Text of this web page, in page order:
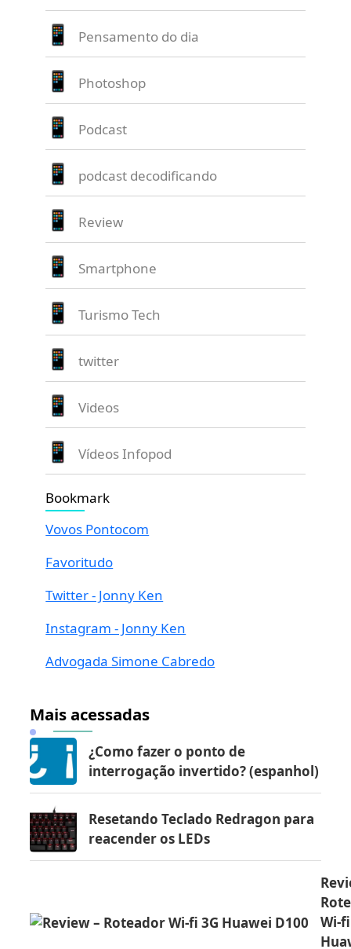
Pensamento do dia
Photoshop
Podcast
podcast decodificando
Review
Smartphone
Turismo Tech
twitter
Videos
Vídeos Infopod
Bookmark
Vovos Pontocom
Favoritudo
Twitter - Jonny Ken
Instagram - Jonny Ken
Advogada Simone Cabredo
Mais acessadas
¿Como fazer o ponto de
interrogação invertido? (espanhol)
Resetando Teclado Redragon para
reacender os LEDs
Wi-